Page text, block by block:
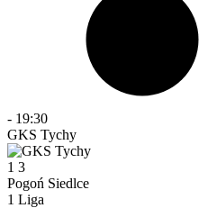
- 19:30
GKS Tychy
1 3
Pogoń Siedlce
1 Liga